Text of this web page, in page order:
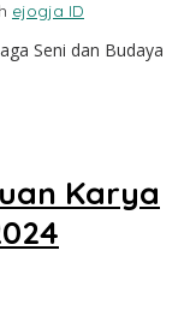
ejogja ID
Seni dan Budaya
Karya